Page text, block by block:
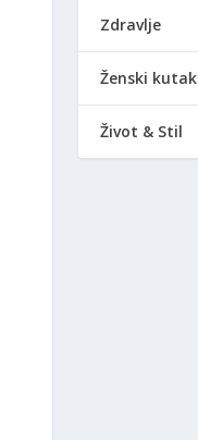
Zdravlje
Ženski kutak
Život & Stil